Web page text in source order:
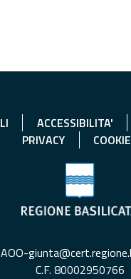
ACCESSIBILITA'
PRIVACY
AOO-
C.F. 80002950766